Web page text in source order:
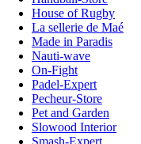
House of Rugby
La sellerie de Maé
Made in Paradis
Nauti-wave
On-Fight
Padel-Expert
Pecheur-Store
Pet and Garden
Slowood Interior
Smash-Expert